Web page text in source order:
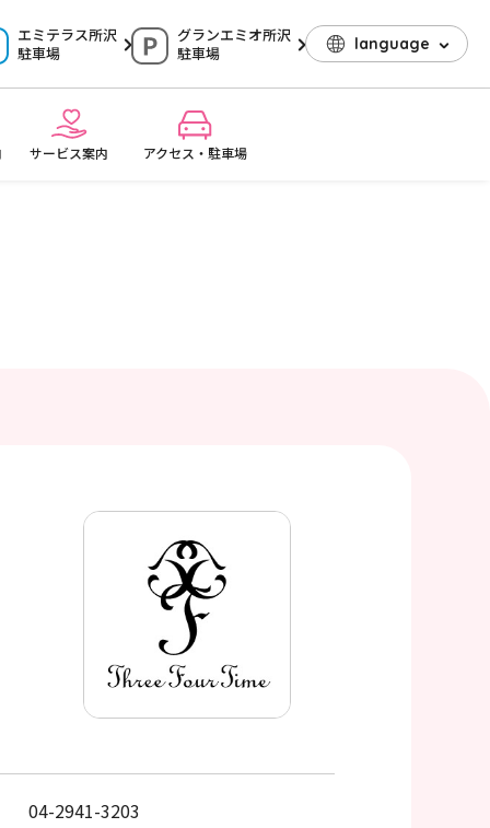
エミテラス所沢
駐車場
グランエミオ所沢
駐車場
language
サービス案内 アクセス・駐車場
04-2941-3203